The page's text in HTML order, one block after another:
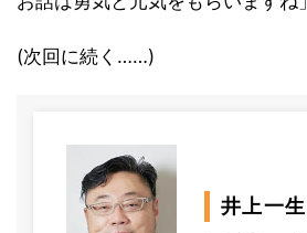
(次回に続く……)
井上一生